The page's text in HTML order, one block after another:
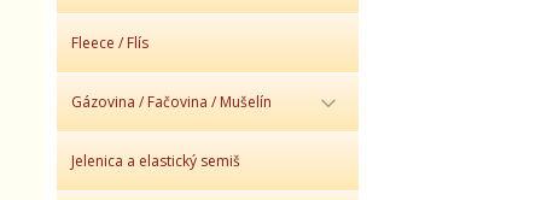
Fleece / Flís
Gázovina / Fačovina / Mušelín
Jelenica a elastický semiš